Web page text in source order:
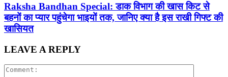
Raksha Bandhan Special: डाक विभाग की खास किट से
बहनों का प्यार पहुंचेगा भाइयों तक, जानिए क्या है इस राखी गिफ्ट की
खासियत
LEAVE A REPLY